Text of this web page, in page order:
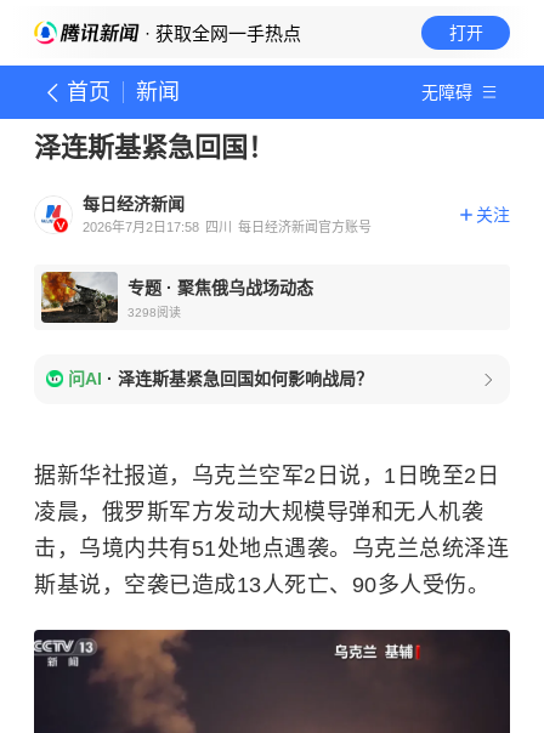
· 获取全网一手热点 打开
首页 新闻 无障碍
泽连斯基紧急回国！
每日经济新闻
2026年7月2日17:58 四川 每日经济新闻官方账号
关注
专题 · 聚焦俄乌战场动态
3298阅读
问AI · 泽连斯基紧急回国如何影响战局？
据新华社报道，乌克兰空军2日说，1日晚至2日
凌晨，俄罗斯军方发动大规模导弹和无人机袭
击，乌境内共有51处地点遇袭。乌克兰总统泽连
斯基说，空袭已造成13人死亡、90多人受伤。